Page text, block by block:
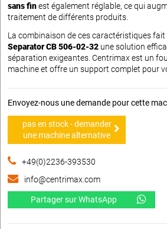
sans finest également réglable, ce qui
traitement de différents produits.
La combinaison de ces caractéristiques fait
Separator CB 506-02-32 une solution
séparation exigeantes. Centrimax est un
machine et offre un support complet pour
Envoyez-nous une demande pour cette
pas en stock - demander
une machine alternative
+49(0)2236-393530
info@centrimax.com
Partager sur WhatsApp